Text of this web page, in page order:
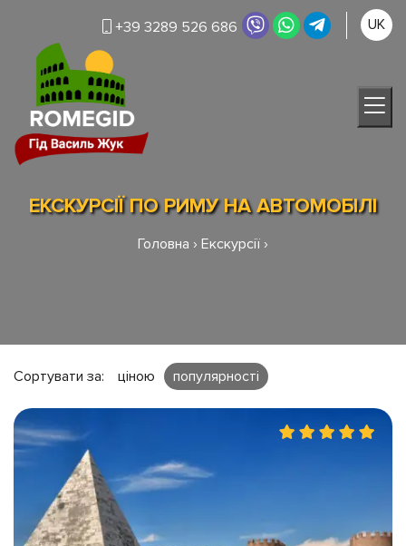
+39 3289 526 686 UK
ЕКСКУРСІЇ ПО РИМУ НА АВТОМОБІЛІ
Головна › Екскурсії ›
Сортувати за: ціною популярності